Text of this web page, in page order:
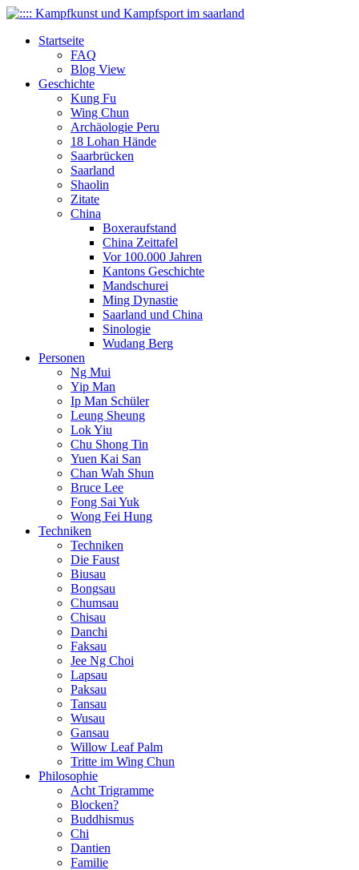
Startseite
FAQ
Blog View
Geschichte
Kung Fu
Wing Chun
Archäologie Peru
18 Lohan Hände
Saarbrücken
Saarland
Shaolin
Zitate
China
Boxeraufstand
China Zeittafel
Vor 100.000 Jahren
Kantons Geschichte
Mandschurei
Ming Dynastie
Saarland und China
Sinologie
Wudang Berg
Personen
Ng Mui
Yip Man
Ip Man Schüler
Leung Sheung
Lok Yiu
Chu Shong Tin
Yuen Kai San
Chan Wah Shun
Bruce Lee
Fong Sai Yuk
Wong Fei Hung
Techniken
Techniken
Die Faust
Biusau
Bongsau
Chumsau
Chisau
Danchi
Faksau
Jee Ng Choi
Lapsau
Paksau
Tansau
Wusau
Gansau
Willow Leaf Palm
Tritte im Wing Chun
Philosophie
Acht Trigramme
Blocken?
Buddhismus
Chi
Dantien
Familie